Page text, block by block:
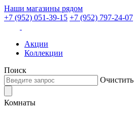
Наши магазины рядом
+7 (952) 051-39-15 +7 (952) 797-24-07
Акции
Коллекции
Поиск
Очистить
Комнаты